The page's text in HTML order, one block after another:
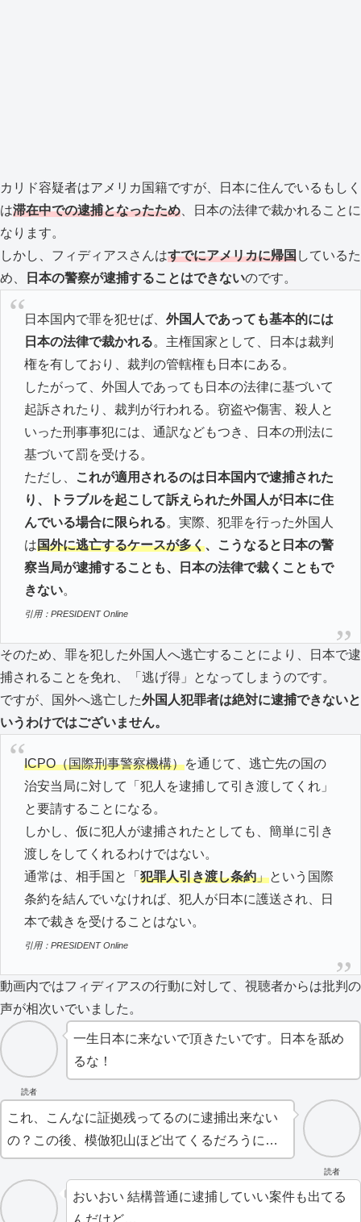
カリド容疑者はアメリカ国籍ですが、日本に住んでいるもしく
は滞在中での逮捕となったため 、日本の法律で裁かれることに
なります。
しかし、フィディアスさんはすでにアメリカに帰国しているた
め、
日本の警察が逮捕することはできないのです。
日本国内で罪を犯せば、 外国人であっても基本的には
日本の法律で裁かれる。主権国家として、日本は裁判
権を有しており、裁判の管轄権も日本にある。
したがって、外国人であっても日本の法律に基づいて
起訴されたり、裁判が行われる。窃盗や傷害、殺人と
いった刑事事犯には、通訳などもつき、日本の刑法に
基づいて罰を受ける。
ただし、
これが適用されるのは日本国内で逮捕された
り、トラブルを起こして訴えられた外国人が日本に住
んでいる場合に限られる。実際、犯罪を行った外国人
は国外に逃亡するケースが多く、こうなると日本の警
察当局が逮捕することも、日本の法律で裁くこともで
きない。
引用：PRESIDENT Online
そのため、罪を犯した外国人へ逃亡することにより、日本で逮
捕されることを免れ、「逃げ得」となってしまうのです。
ですが、国外へ逃亡した外国人犯罪者は絶対に逮捕できないと
いうわけではございません。
ICPO（国際刑事警察機構）を通じて、逃亡先の国の
治安当局に対して「犯人を逮捕して引き渡してくれ」
と要請することになる。
しかし、仮に犯人が逮捕されたとしても、簡単に引き
渡しをしてくれるわけではない。
通常は、相手国と「 犯罪人引き渡し条約」という国際
条約を結んでいなければ、犯人が日本に護送され、日
本で裁きを受けることはない。
引用：PRESIDENT Online
動画内ではフィディアスの行動に対して、視聴者からは批判の
声が相次いでいました。
読者
一生日本に来ないで頂きたいです。日本を舐め
るな！
読者
これ、こんなに証拠残ってるのに逮捕出来ない
の？この後、模倣犯山ほど出てくるだろうに…
おいおい 結構普通に逮捕していい案件も出てる
んだけど…